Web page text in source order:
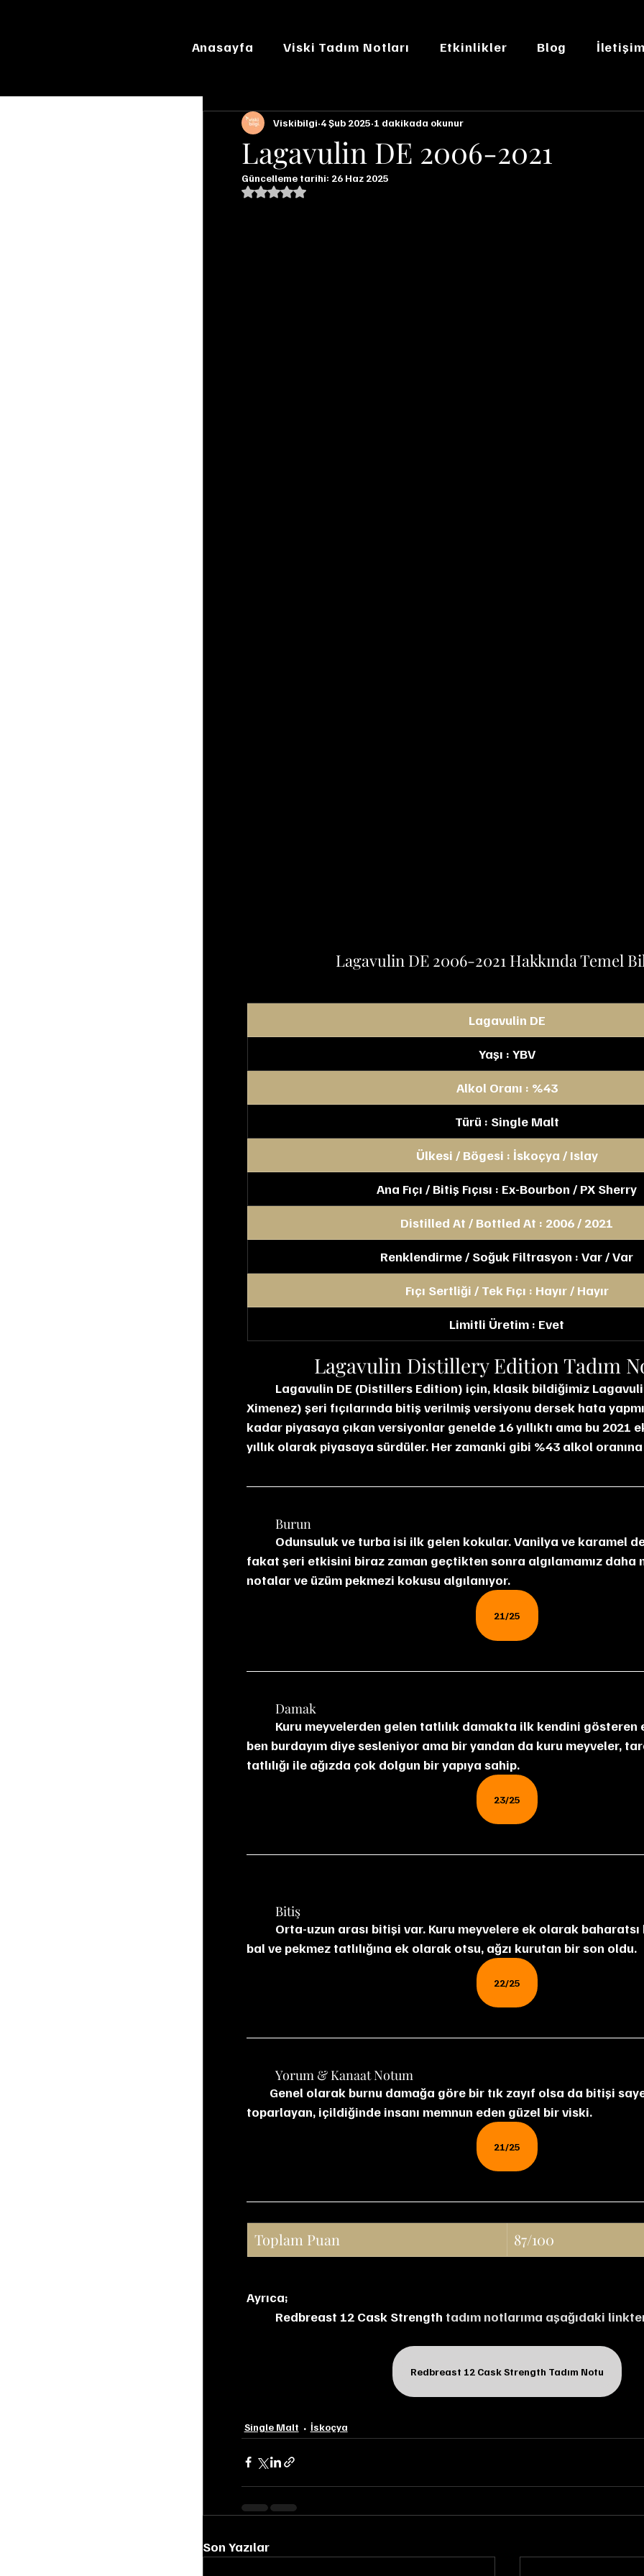
Anasayfa Viski Tadım Notları Etkinlikler Blog İletişim
Lagavulin DE 2006-2021
Viskibilgi 4 Şub 2025 1 dakikada okunur
Güncelleme tarihi: 26 Haz 2025
5 üzerinden NaN yıldız
Lagavulin DE 2006-2021 Hakkında Temel
Lagavulin DE
Yaşı : YBV
Alkol Oranı : %43
Türü : Single Malt
Ülkesi / Bögesi : İskoçya / Islay
Ana Fıçı / Bitiş Fıçısı : Ex-Bourbon / PX Sherry
Distilled At / Bottled At : 2006 / 2021
Renklendirme / Soğuk Filtrasyon : Var / Var
Fıçı Sertliği / Tek Fıçı : Hayır / Hayır
Limitli Üretim : Evet
Lagavulin Distillery Edition Tadım
Ximenez) şeri fıçılarında bitiş verilmiş versiyonu dersek hata
kadar piyasaya çıkan versiyonlar genelde 16 yıllıktı ama bu 2021
yıllık olarak piyasaya sürdüler. Her zamanki gibi %43 alkol
	Burun
fakat şeri etkisini biraz zaman geçtikten sonra algılamamız daha
notalar ve üzüm pekmezi kokusu algılanıyor.
21/25
	Damak
ben burdayım diye sesleniyor ama bir yandan da kuru meyveler,
tatlılığı ile ağızda çok dolgun bir yapıya sahip.
23/25
	Bitiş
bal ve pekmez tatlılığına ek olarak otsu, ağzı kurutan bir son oldu.
22/25
	Yorum & Kanaat Notum
toparlayan, içildiğinde insanı memnun eden güzel bir viski.
21/25
Toplam Puan 87/100
Ayrıca;
Redbreast 12 Cask Strength tadım notlarıma aşağıdaki
Redbreast 12 Cask Strength Tadım Notu
Single Malt İskoçya
Son Yazılar